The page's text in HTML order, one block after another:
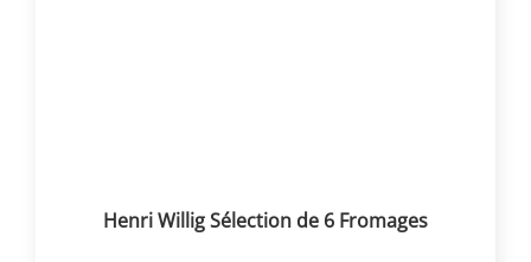
Henri Willig Sélection de 6 Fromages